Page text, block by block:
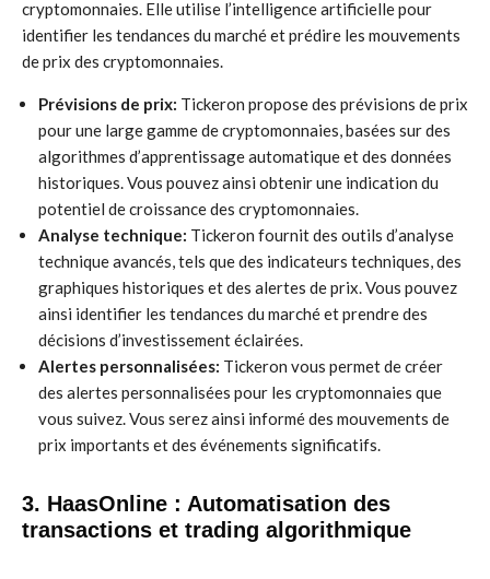
cryptomonnaies. Elle utilise l’intelligence artificielle pour
identifier les tendances du marché et prédire les mouvements
de prix des cryptomonnaies.
Prévisions de prix: Tickeron propose des prévisions de prix
pour une large gamme de cryptomonnaies, basées sur des
algorithmes d’apprentissage automatique et des données
historiques. Vous pouvez ainsi obtenir une indication du
potentiel de croissance des cryptomonnaies.
Analyse technique: Tickeron fournit des outils d’analyse
technique avancés, tels que des indicateurs techniques, des
graphiques historiques et des alertes de prix. Vous pouvez
ainsi identifier les tendances du marché et prendre des
décisions d’investissement éclairées.
Alertes personnalisées: Tickeron vous permet de créer
des alertes personnalisées pour les cryptomonnaies que
vous suivez. Vous serez ainsi informé des mouvements de
prix importants et des événements significatifs.
3. HaasOnline : Automatisation des
transactions et trading algorithmique